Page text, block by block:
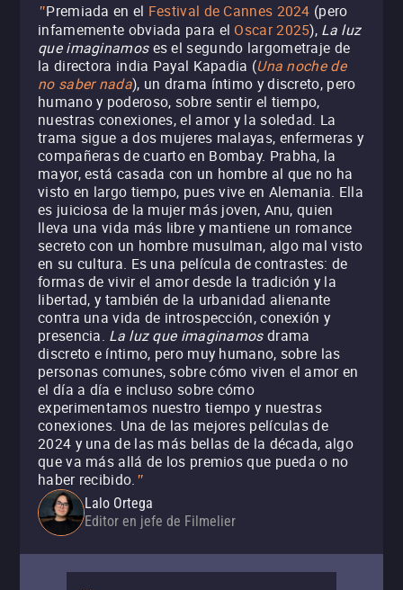
"Premiada en el Festival de Cannes 2024 (pero
infamemente obviada para el Oscar 2025), La luz
que imaginamoses el segundo largometraje de
la directora india Payal Kapadia (Una noche de
no saber nada), un drama íntimo y discreto, pero
humano y poderoso, sobre sentir el tiempo,
nuestras conexiones, el amor y la soledad. La
trama sigue a dos mujeres malayas, enfermeras y
compañeras de cuarto en Bombay. Prabha, la
mayor, está casada con un hombre al que no ha
visto en largo tiempo, pues vive en Alemania. Ella
es juiciosa de la mujer más joven, Anu, quien
lleva una vida más libre y mantiene un romance
secreto con un hombre musulman, algo mal visto
en su cultura. Es una película de contrastes: de
formas de vivir el amor desde la tradición y la
libertad, y también de la urbanidad alienante
contra una vida de introspección, conexión y
presencia. La luz que imaginamosdrama
discreto e íntimo, pero muy humano, sobre las
personas comunes, sobre cómo viven el amor en
el día a día e incluso sobre cómo
experimentamos nuestro tiempo y nuestras
conexiones. Una de las mejores películas de
2024 y una de las más bellas de la década, algo
que va más allá de los premios que pueda o no
haber recibido. "
Lalo Ortega
Editor en jefe de Filmelier